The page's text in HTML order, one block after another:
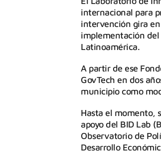
internacional para
intervención gira
implementación del
Latinoamérica.
A partir de ese
GovTech en dos
municipio como
Hasta el momento,
apoyo del BID Lab
Observatorio de
Desarrollo